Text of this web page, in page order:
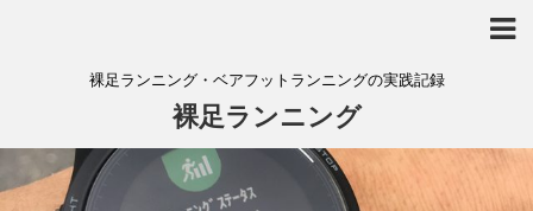
裸足ランニング・ベアフットランニングの実践記録
裸足ランニング